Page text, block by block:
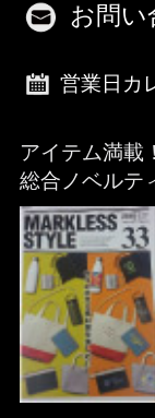
お問い
営業日カ
アイテム満載！
総合ノベルテ